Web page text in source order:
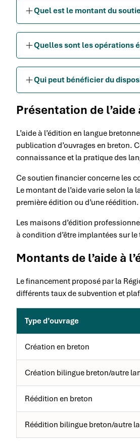
Quel est le montant du
Quelles sont les opérations
Qui peut bénéficier du
Présentation de
L’aide à l’édition en langue
publication d’ouvrages en breton.
connaissance et la pratique des
Ce soutien financier concerne les
Le montant de l’aide varie selon la
première édition ou d’une réédition.
Les maisons d’édition
à condition d’être implantées sur
Montants de l’aide à
Le financement proposé par la
différents taux de subvention et
Type d’ouvrage
Création en breton
Création bilingue breton/autre
Réédition en breton
Réédition bilingue breton/autre